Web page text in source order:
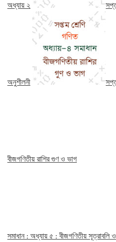
অধ্যায় ২
অনুশীলনী
বীজগণিতীয় রাশির গুণ ও ভাগ
সমাধান : অধ্যায় ৫ : বীজগণিতীয় সূত্রাবলি